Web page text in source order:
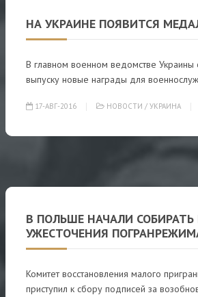
НА УКРАИНЕ ПОЯВИТСЯ
В главном военном ведомстве Украины
выпуску новые награды для
17-АВГ-2016 НОВОСТИ / УКРАИНА
В ПОЛЬШЕ НАЧАЛИ
УЖЕСТОЧЕНИЯ
Комитет восстановления малого
приступил к сбору подписей за